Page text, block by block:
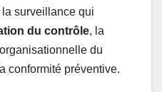
la surveillance qui
du contrôle, la
du
conformité préventive.